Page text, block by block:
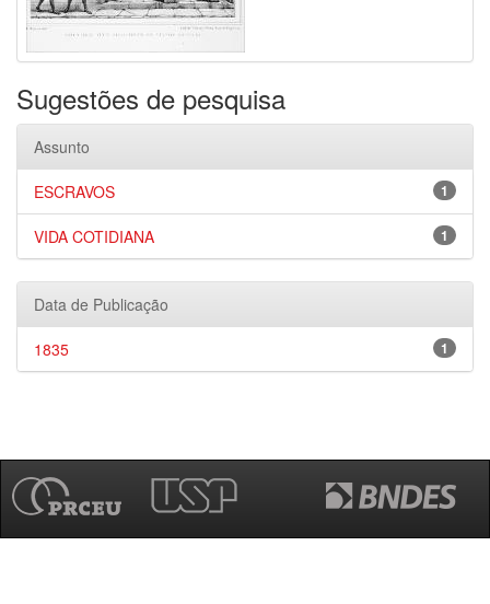
Sugestões de pesquisa
Assunto
1
ESCRAVOS
1
VIDA COTIDIANA
Data de Publicação
1
1835